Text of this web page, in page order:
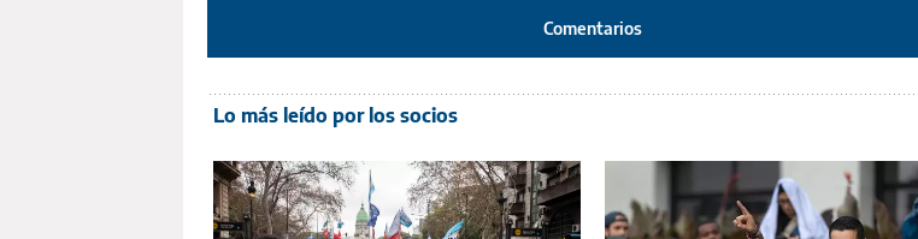
Comentarios
Lo más leído por los socios